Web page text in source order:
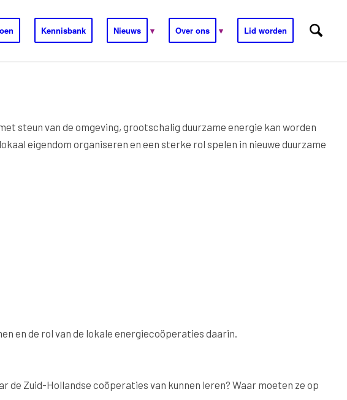
Kennisbank Nieuws Over ons Lid worden
steun van de omgeving, grootschalig duurzame energie kan worden
eigendom organiseren en een sterke rol spelen in nieuwe duurzame
en de rol van de lokale energiecoöperaties daarin.
de Zuid-Hollandse coöperaties van kunnen leren? Waar moeten ze op